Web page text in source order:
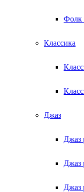
Фолк
Классика
Джаз
Джаз
Джаз
Джаз